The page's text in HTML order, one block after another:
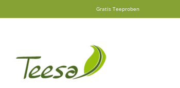
Zur Hauptnavigation springen
Gratis Teeproben